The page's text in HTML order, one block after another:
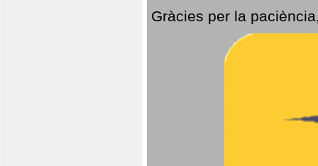
Gràcies per la